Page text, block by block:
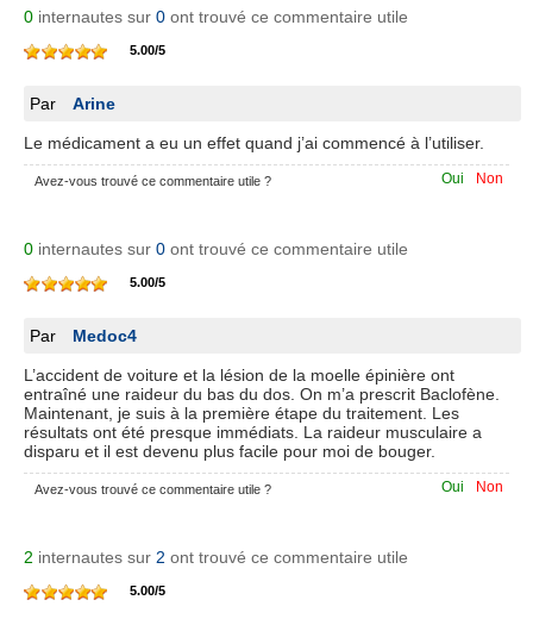
0 internautes sur 0 ont trouvé ce commentaire utile
5.00/5
Par Arine
Le médicament a eu un effet quand j’ai commencé à l’utiliser.
Non
Oui
Avez-vous trouvé ce commentaire utile ?
0 internautes sur 0 ont trouvé ce commentaire utile
5.00/5
Par Medoc4
L’accident de voiture et la lésion de la moelle épinière ont
entraîné une raideur du bas du dos. On m’a prescrit Baclofène.
Maintenant, je suis à la première étape du traitement. Les
résultats ont été presque immédiats. La raideur musculaire a
disparu et il est devenu plus facile pour moi de bouger.
Non
Oui
Avez-vous trouvé ce commentaire utile ?
2 internautes sur 2 ont trouvé ce commentaire utile
5.00/5